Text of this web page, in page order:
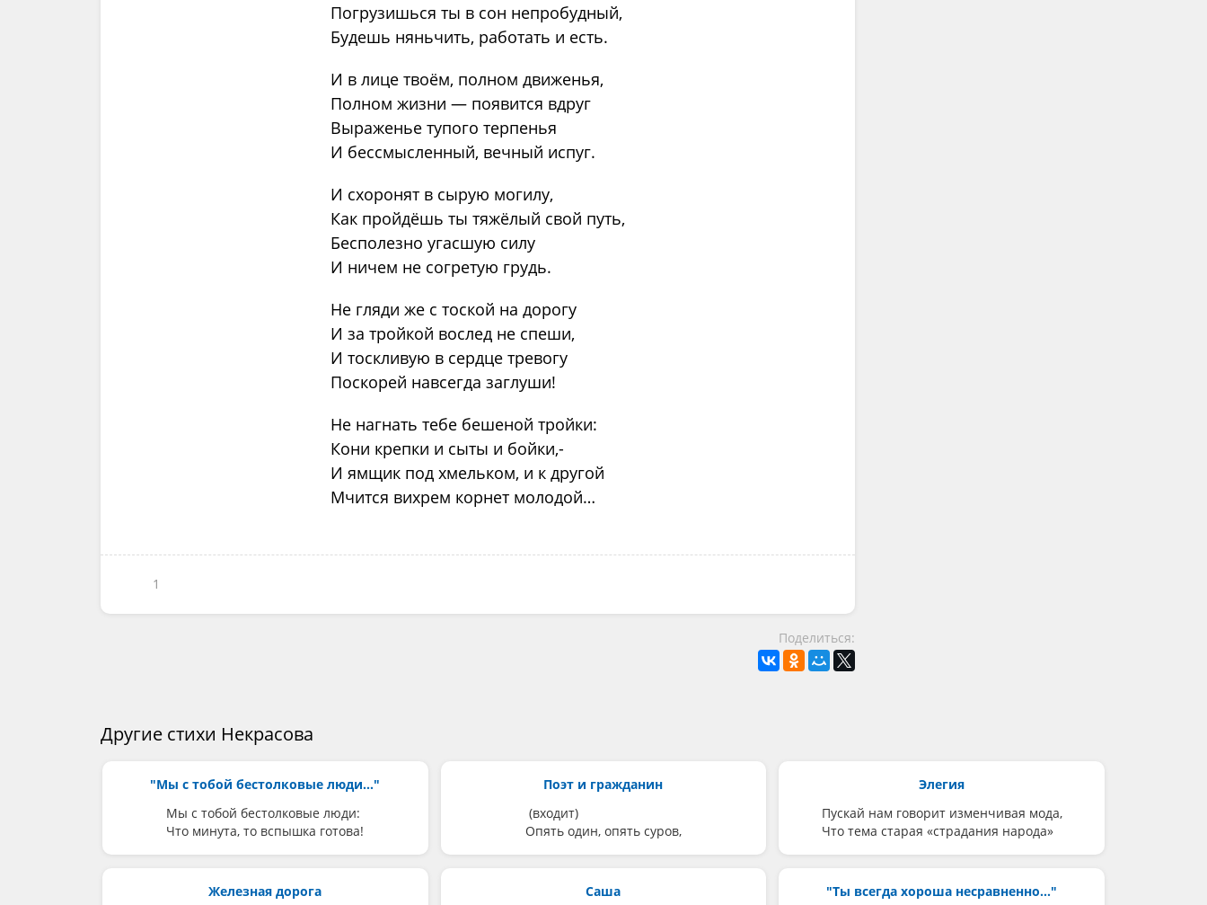
Погрузишься ты в сон непробудный,
Будешь няньчить, работать и есть.
И в лице твоём, полном движенья,
Полном жизни — появится вдруг
Выраженье тупого терпенья
И бессмысленный, вечный испуг.
И схоронят в сырую могилу,
Как пройдёшь ты тяжёлый свой путь,
Бесполезно угасшую силу
И ничем не согретую грудь.
Не гляди же с тоской на дорогу
И за тройкой вослед не спеши,
И тоскливую в сердце тревогу
Поскорей навсегда заглуши!
Не нагнать тебе бешеной тройки:
Кони крепки и сыты и бойки,-
И ямщик под хмельком, и к другой
Мчится вихрем корнет молодой…
1
Поделиться:
Другие стихи Некрасова
"Мы с тобой бестолковые люди..."
Мы с тобой бестолковые люди:
Что минута, то вспышка готова!
Поэт и гражданин
(входит)
Опять один, опять суров,
Элегия
Пускай нам говорит изменчивая мода,
Что тема старая «страдания народа»
Железная дорога Саша "Ты всегда хороша несравненно..."